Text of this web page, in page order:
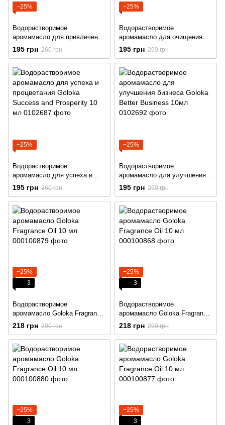
−25%
Водорастворимое
аромамасло для привлечения
денег Goloka Money Attraction
195 грн 260 грн
−25%
Водорастворимое
аромамасло для очищения
дома Goloka House Cleansing
195 грн 260 грн
−25%
Водорастворимое
аромамасло для успеха и
процветания Goloka Success
and Prosperity 10 мл
195 грн 260 грн
−25%
Водорастворимое
аромамасло для улучшения
бизнеса Goloka Better
Business 10мл
195 грн 260 грн
−25%
3
Водорастворимое
аромамасло Goloka Fragrance
Oil 10 мл
218 грн 290 грн
−25%
3
Водорастворимое
аромамасло Goloka Fragrance
Oil 10 мл
218 грн 290 грн
−25%
3
−25%
3